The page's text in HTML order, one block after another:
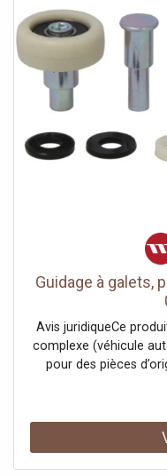
Guidage à galets,
Avis juridiqueCe
complexe (véhicule
pour des pièces
garantit et s’engage
clients ou partenaires
mentionnées à
réparation du